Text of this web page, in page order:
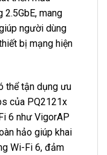
mang
người dùng
bị mạng hiện
thể tận dụng ưu
của PQ2121x
6 như VigorAP
hảo giúp khai
Wi-Fi 6, đảm